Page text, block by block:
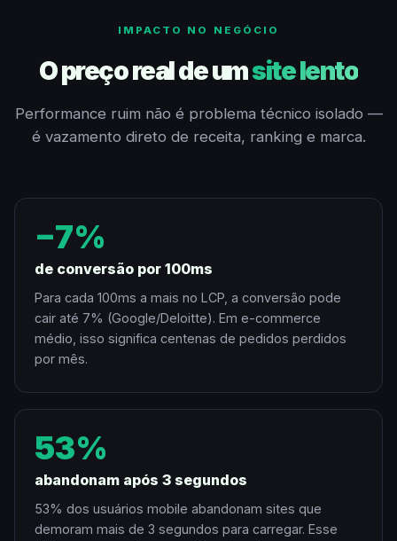
IMPACTO NO NEGÓCIO
O preço real de umsite lento
Performance ruim não é problema técnico isolado —
é vazamento direto de receita, ranking e marca.
−7%
de conversão por 100ms
Para cada 100ms a mais no LCP, a conversão pode
cair até 7% (Google/Deloitte). Em e-commerce
médio, isso significa centenas de pedidos perdidos
por mês.
53%
abandonam após 3 segundos
53% dos usuários mobile abandonam sites que
demoram mais de 3 segundos para carregar. Esse